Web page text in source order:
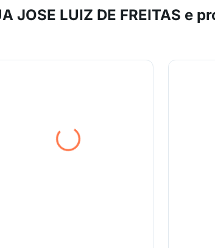
JOSE LUIZ DE FREITAS e